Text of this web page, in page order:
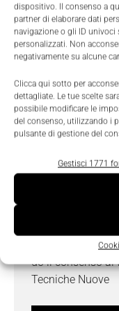
dispositivo. Il consenso a
partner di elaborare dati
navigazione o gli ID
personalizzati. Non
negativamente su alcune
Clicca qui sotto per
dettagliate. Le tue scelte
possibile modificare le
del consenso, utilizzando i
pulsante di gestione del
Gestisci 1771
Messaggio*
Ho letto e
do il consenso al
Tecniche Nuove